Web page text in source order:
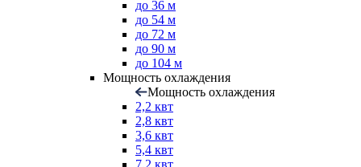
до 36 м
до 54 м
до 72 м
до 90 м
до 104 м
Мощность охлаждения
Мощность охлаждения
2,2 квт
2,8 квт
3,6 квт
5,4 квт
7,2 квт